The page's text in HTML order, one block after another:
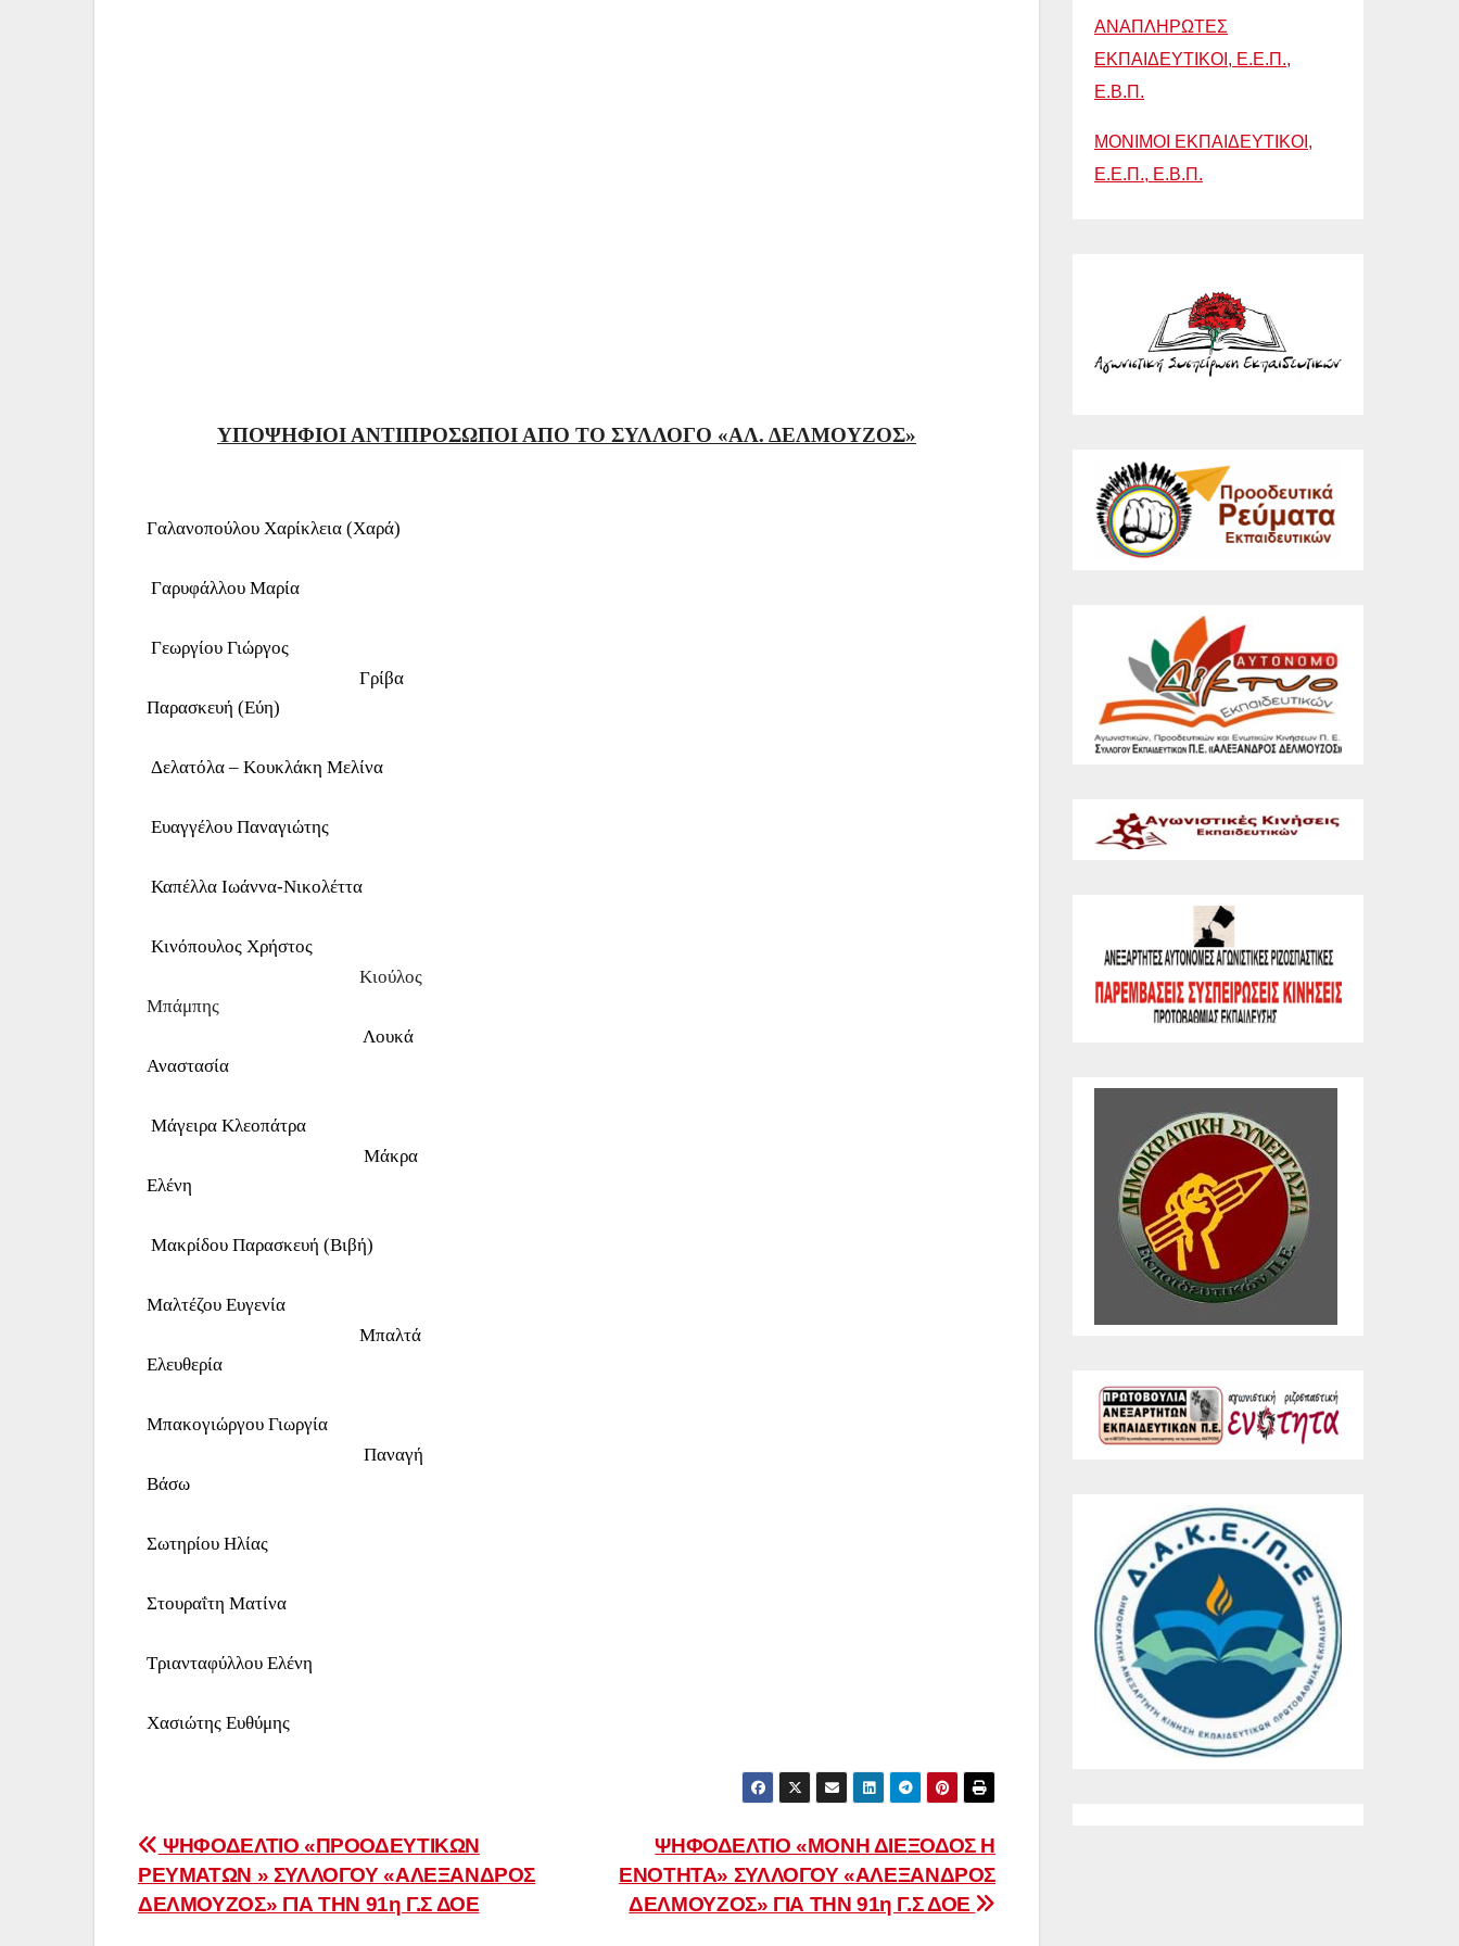
ΥΠΟΨΗΦΙΟΙ ΑΝΤΙΠΡΟΣΩΠΟΙ ΑΠΟ ΤΟ ΣΥΛΛΟΓΟ «ΑΛ. ΔΕΛΜΟΥΖΟΣ»
Γαλανοπούλου Χαρίκλεια (Χαρά)
Γαρυφάλλου Μαρία
Γεωργίου Γιώργος
Γρίβα
Παρασκευή (Εύη)
Δελατόλα – Κουκλάκη Μελίνα
Ευαγγέλου Παναγιώτης
Καπέλλα Ιωάννα-Νικολέττα
Κινόπουλος Χρήστος
Κιούλος
Μπάμπης
Λουκά
Αναστασία
Μάγειρα Κλεοπάτρα
Μάκρα
Ελένη
Μακρίδου Παρασκευή (Βιβή)
Μαλτέζου Ευγενία
Μπαλτά
Ελευθερία
Μπακογιώργου Γιωργία
Παναγή
Βάσω
Σωτηρίου Ηλίας
Στουραΐτη Ματίνα
Τριανταφύλλου Ελένη
Χασιώτης Ευθύμης
Πλοήγηση
άρθρων
ΨΗΦΟΔΕΛΤΙΟ «ΜΟΝΗ ΔΙΕΞΟΔΟΣ Η
ΕΝΟΤΗΤΑ» ΣΥΛΛΟΓΟΥ «ΑΛΕΞΑΝΔΡΟΣ
ΔΕΛΜΟΥΖΟΣ» ΓΙΑ ΤΗΝ 91η Γ.Σ ΔΟΕ
ΨΗΦΟΔΕΛΤΙΟ «ΠΡΟΟΔΕΥΤΙΚΩΝ
ΡΕΥΜΑΤΩΝ » ΣΥΛΛΟΓΟΥ «ΑΛΕΞΑΝΔΡΟΣ
ΔΕΛΜΟΥΖΟΣ» ΓΙΑ ΤΗΝ 91η Γ.Σ ΔΟΕ
ΑΝΑΠΛΗΡΩΤΕΣ
ΕΚΠΑΙΔΕΥΤΙΚΟΙ, Ε.Ε.Π.,
Ε.Β.Π.
ΜΟΝΙΜΟΙ ΕΚΠΑΙΔΕΥΤΙΚΟΙ,
Ε.Ε.Π., Ε.Β.Π.